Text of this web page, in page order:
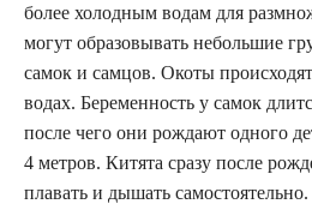
более холодным водам для
могут образовывать небольшие
самок и самцов. Окоты
водах. Беременность у самок
после чего они рождают одного
4 метров. Китята сразу после
плавать и дышать самостоятельно.